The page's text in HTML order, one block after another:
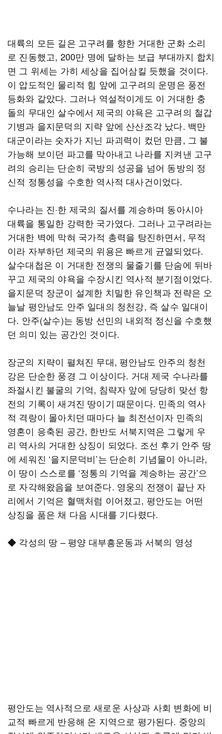
대륙의 모든 길은 고구려를 향한 거대한 군화 소리
로 진동했고, 200만 명에 달하는 보급 부대까지 합치
면 그 위세는 가히 세상을 집어삼킬 듯했을 것이다.
이 압도적인 물리적 힘 앞에 고구려의 운명은 풍전
등화와 같았다. 그러나 역설적이게도 이 거대한 충
돌의 무대인 살수에서 제국의 야욕은 고구려의 철갑
기병과 을지문덕의 지략 앞에 산산조각 났다. 백만
대군이라는 숫자가 지닌 파괴력이 컸던 만큼, 그 불
가능해 보이던 파고를 막아내고 나라를 지켜낸 고구
려의 승리는 단순히 국방의 성공을 넘어 동방의 정
신적 정통성을 수호한 역사적 대사건이었다.
수나라는 진·한 제국의 질서를 계승하며 동아시아
대륙을 통일한 강력한 국가였다. 그러나 고구려라는
거대한 벽에 막혀 국가적 총력을 탕진하면서, 무적
이라 자부하던 제국의 위용은 빠르게 균열되었다.
살수대첩은 이 거대한 전쟁의 물줄기를 단숨에 뒤바
꾸고 제국의 야욕을 수장시킨 역사적 분기점이었다.
을지문덕 장군이 설계한 치밀한 유인책과 전략은 오
늘날 평안남도 안주 일대의 청천강, 즉 살수 일대이
다. 안주(살수)는 동방 선민의 내외적 정신을 수호했
던 의미 있는 공간인 것이다.
장군의 지략이 펼쳐진 무대, 평안남도 안주의 청천
강은 단순한 풍경 그 이상이다. 거대 제국 수나라를
좌절시킨 불굴의 기억, 침략자 앞에 당당히 맞선 항
전의 기록이 새겨진 땅이기 때문이다. 민족의 역사
적 격랑이 몰아치던 때마다 늘 최전선이자 민족의
영혼이 응축된 공간, 한반도 서북지역은 그렇게 우
리 역사의 거대한 상징이 되었다. 조선 후기 안주 땅
에 세워진 ‘을지문덕비’는 단순히 기념물이 아니라,
이 땅이 스스로를 ‘정통의 기억을 계승하는 공간’으
로 자각해왔음을 보여준다. 영웅의 전쟁이 끝난 자
리에서 기억은 혈맥처럼 이어졌고, 평안도는 어떤
상징을 품은 채 다음 시대를 기다렸다.
◆ 각성의 땅 – 평양 대부흥운동과 서북의 영성
평안도는 역사적으로 새로운 사상과 사회 변화에 비
교적 빠르게 반응해 온 지역으로 평가된다. 중앙의